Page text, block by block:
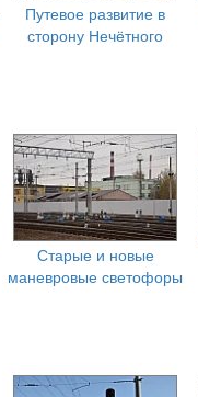
Путевое развитие в
сторону Нечётного
Старые и новые
маневровые светофоры